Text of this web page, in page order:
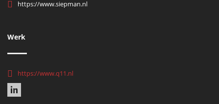
https://www.siepman.nl
Werk
https://www.q11.nl